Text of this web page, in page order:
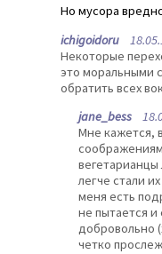
Но мусора
ichigoidoru
Некоторые
это моральными
обратить всех
jane_bess
Мне кажется,
легче стали
меня есть
не пытается и
добровольно
четко